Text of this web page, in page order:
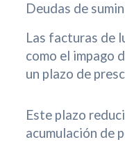
Deudas de
Las facturas de
como el impago
un plazo de
Este plazo
acumulación de